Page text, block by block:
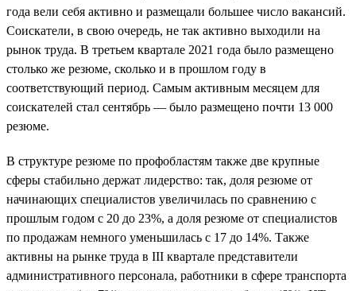
года вели себя активно и размещали большее число вакансий.
Соискатели, в свою очередь, не так активно выходили на
рынок труда. В третьем квартале 2021 года было размещено
столько же резюме, сколько и в прошлом году в
соответствующий период. Самым активным месяцем для
соискателей стал сентябрь — было размещено почти 13 000
резюме.
В структуре резюме по профобластям также две крупные
сферы стабильно держат лидерство: так, доля резюме от
начинающих специалистов увеличилась по сравнению с
прошлым годом c 20 до 23%, а доля резюме от специалистов
по продажам немного уменьшилась с 17 до 14%. Также
активны на рынке труда в III квартале представители
административного персонала, работники в сфере транспорта